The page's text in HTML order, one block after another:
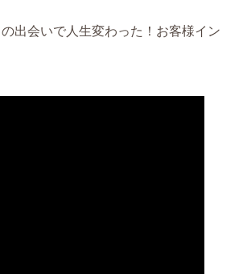
出会いで人生変わった！お客様イン